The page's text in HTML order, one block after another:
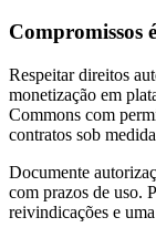
Compromissos
Respeitar direitos
monetização em
Commons com
contratos sob
Documente
com prazos de uso.
reivindicações e